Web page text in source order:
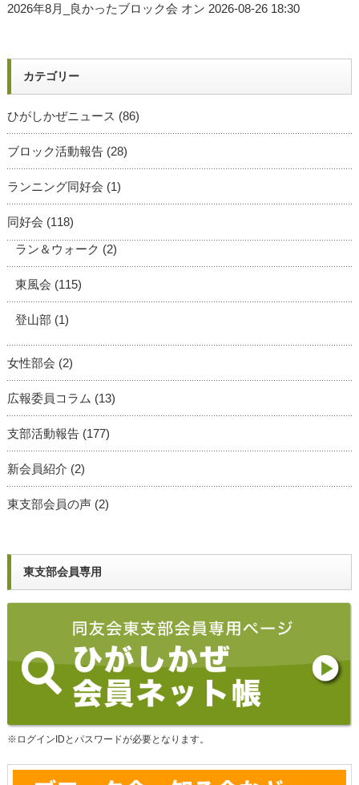
2026年8月_良かったブロック会 オン 2026-08-26 18:30
カテゴリー
ひがしかぜニュース (86)
ブロック活動報告(28)
ランニング同好会 (1)
同好会 (118)
ラン＆ウォーク (2)
東風会 (115)
登山部 (1)
女性部会 (2)
広報委員コラム (13)
支部活動報告(177)
新会員紹介 (2)
東支部会員の声(2)
東支部会員専用
※ログインIDとパスワードが必要となります。